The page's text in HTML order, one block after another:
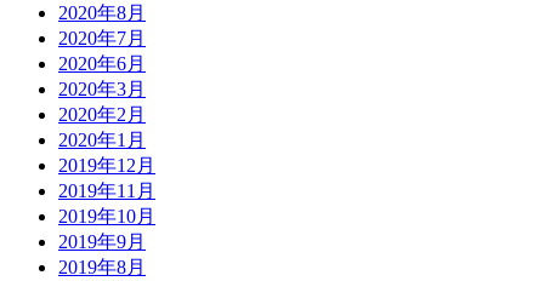
2020年8月
2020年7月
2020年6月
2020年3月
2020年2月
2020年1月
2019年12月
2019年11月
2019年10月
2019年9月
2019年8月